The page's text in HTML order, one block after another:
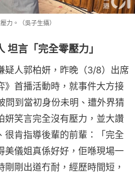
力。（吳子生攝）
坦言「完全零壓力」
疑人郭柏妍，昨晚（3/8）出席
》首播活動時，就事件大方接
問到當初身份未明、遭外界猜
妍笑言完全沒有壓力，並大讚
很肯指導後輩的前輩：「完全
美儀姐真係好好，佢喺現場一
剛出道冇耐，經歷時間短，